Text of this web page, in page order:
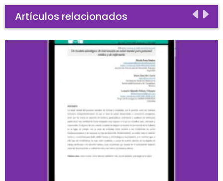
Artículos relacionados